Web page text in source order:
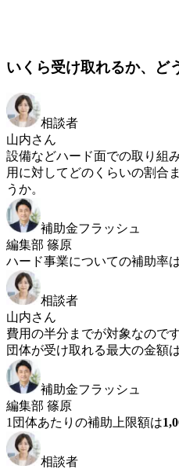
いくら受け取れるか、ど
相談者
山内さん
設備などハード面での取り組
用に対してどのくらいの割合
うか。
補助金フラッシュ
編集部 篠原
ハード事業についての補助率
相談者
山内さん
費用の半分までが対象なので
団体が受け取れる最大の金額
補助金フラッシュ
編集部 篠原
1団体あたりの補助上限額は
相談者